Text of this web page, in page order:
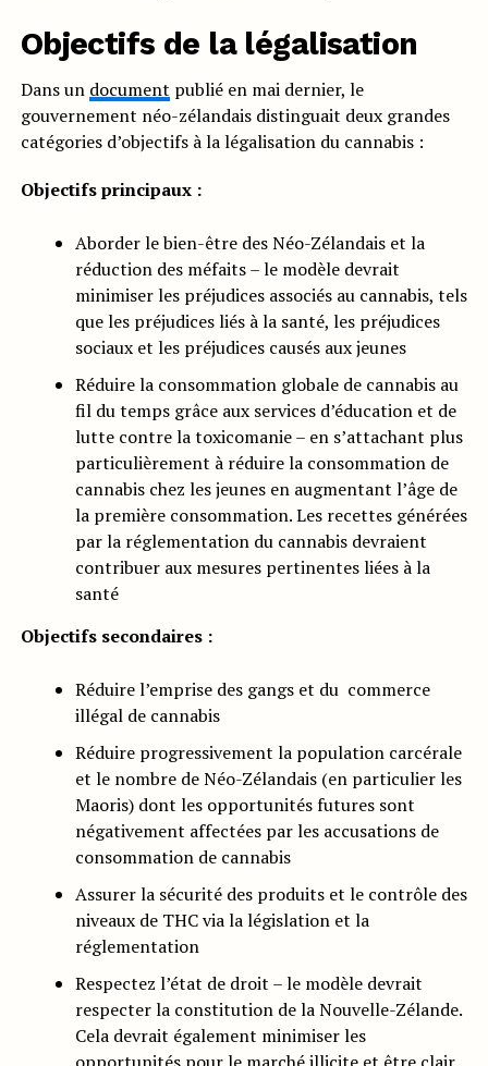
Objectifs de la légalisation
Dans un document publié en mai dernier, le
gouvernement néo-zélandais distinguait deux grandes
catégories d’objectifs à la légalisation du cannabis :
Objectifs principaux :
Aborder le bien-être des Néo-Zélandais et la
réduction des méfaits – le modèle devrait
minimiser les préjudices associés au cannabis, tels
que les préjudices liés à la santé, les préjudices
sociaux et les préjudices causés aux jeunes
Réduire la consommation globale de cannabis au
fil du temps grâce aux services d’éducation et de
lutte contre la toxicomanie – en s’attachant plus
particulièrement à réduire la consommation de
cannabis chez les jeunes en augmentant l’âge de
la première consommation. Les recettes générées
par la réglementation du cannabis devraient
contribuer aux mesures pertinentes liées à la
santé
Objectifs secondaires :
Réduire l’emprise des gangs et du commerce
illégal de cannabis
Réduire progressivement la population carcérale
et le nombre de Néo-Zélandais (en particulier les
Maoris) dont les opportunités futures sont
négativement affectées par les accusations de
consommation de cannabis
Assurer la sécurité des produits et le contrôle des
niveaux de THC via la législation et la
réglementation
Respectez l’état de droit – le modèle devrait
respecter la constitution de la Nouvelle-Zélande.
Cela devrait également minimiser les